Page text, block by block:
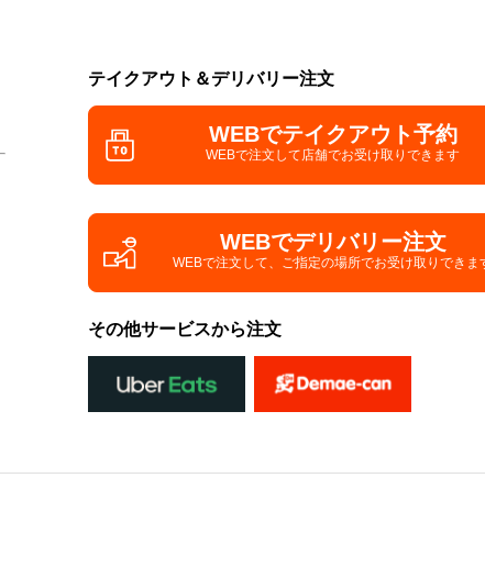
テイクアウト＆デリバリー注文
WEBでテイクアウト予約
WEBで注文して店舗でお受け取りできます
WEBでデリバリー注文
WEBで注文して、 ご指定の場所でお受け取りできま
その他サービスから注文